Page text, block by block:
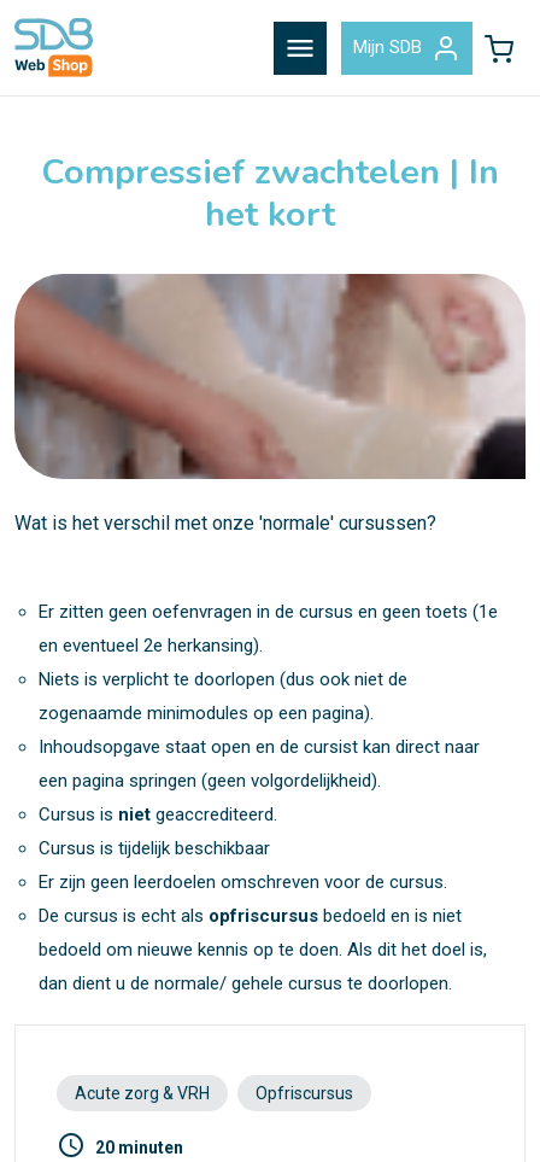
menu Mijn SDB
Compressief zwachtelen | In
het kort
Wat is het verschil met onze 'normale' cursussen?
Er zitten geen oefenvragen in de cursus en geen toets (1e
en eventueel 2e herkansing).
Niets is verplicht te doorlopen (dus ook niet de
zogenaamde minimodules op een pagina).
Inhoudsopgave staat open en de cursist kan direct naar
een pagina springen (geen volgordelijkheid).
Cursus is niet geaccrediteerd.
Cursus is tijdelijk beschikbaar
Er zijn geen leerdoelen omschreven voor de cursus.
De cursus is echt als opfriscursus bedoeld en is niet
bedoeld om nieuwe kennis op te doen. Als dit het doel is,
dan dient u de normale/ gehele cursus te doorlopen.
Acute zorg & VRH Opfriscursus
access_time 20 minuten